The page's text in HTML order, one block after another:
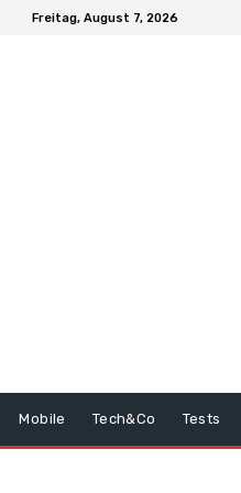
Freitag, August 7, 2026
Mobile Tech&Co Tests